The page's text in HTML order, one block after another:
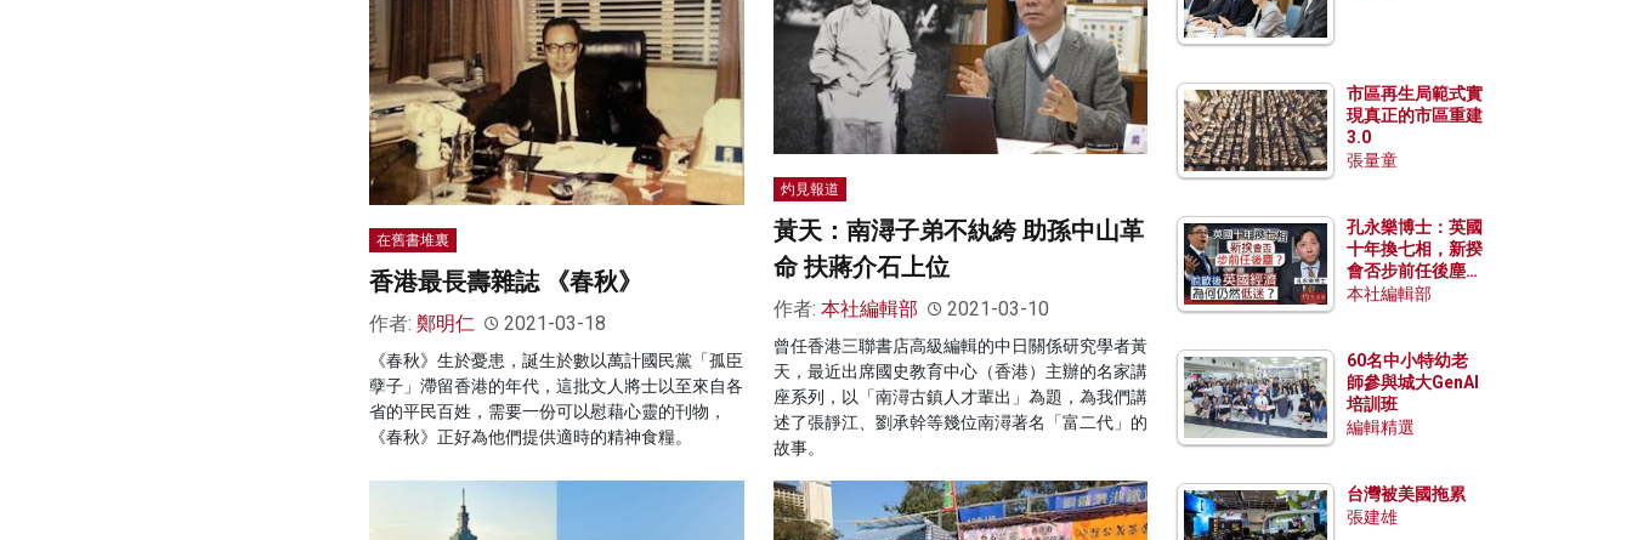
在舊書堆裏
香港最長壽雜誌 《春秋》
作者: 鄭明仁 2021-03-18
《春秋》生於憂患，誕生於數以萬計國民黨「孤臣
孽子」滯留香港的年代，這批文人將士以至來自各
省的平民百姓，需要一份可以慰藉心靈的刊物，
《春秋》正好為他們提供適時的精神食糧。
灼見報道
黃天：南潯子弟不紈絝 助孫中山革
命 扶蔣介石上位
作者: 本社編輯部 2021-03-10
曾任香港三聯書店高級編輯的中日關係研究學者黃
天，最近出席國史教育中心（香港）主辦的名家講
座系列，以「南潯古鎮人才輩出」為題，為我們講
述了張靜江、劉承幹等幾位南潯著名「富二代」的
故事。
市區再生局範式實
現真正的市區重建
3.0
張量童
孔永樂博士：英國
十年換七相，新揆
會否步前任後塵？
脫歐後英國經濟為
本社編輯部
60名中小特幼老
師參與城大GenAI
培訓班
編輯精選
台灣被美國拖累
張建雄